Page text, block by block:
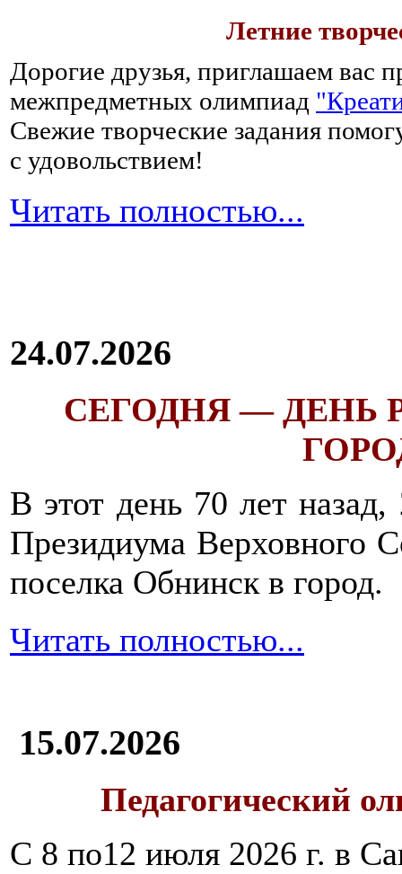
Летние
Дорогие друзья, приглашаем вас
межпредметных олимпиад
Свежие творческие задания
с удовольствием!
Читать полностью...
24.07.2026
СЕГОДНЯ — ДЕНЬ
В этот день 70 лет
Президиума Верховного
поселка Обнинск в город.
Читать полностью...
15.07.2026
Педагогический
С 8 по12 июля 2026 г. в